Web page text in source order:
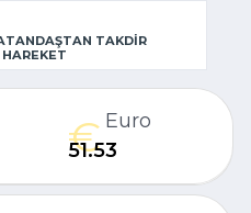
TAKDİR
Euro
51.53